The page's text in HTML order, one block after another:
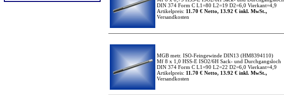
DIN 374 Form C L1=80 L2=19 D2=6,0 Vierkant=4,9
Artikelpreis: 11.70 € Netto, 13.92 € inkl. MwSt.,
Versandkosten
MGB metr. ISO-Feingewinde DIN13 (HM8394110)
Mf 8 x 1,0 HSS-E ISO2/6H Sack- und Durchgangsloch
DIN 374 Form C L1=90 L2=22 D2=6,0 Vierkant=4,9
Artikelpreis: 11.70 € Netto, 13.92 € inkl. MwSt.,
Versandkosten